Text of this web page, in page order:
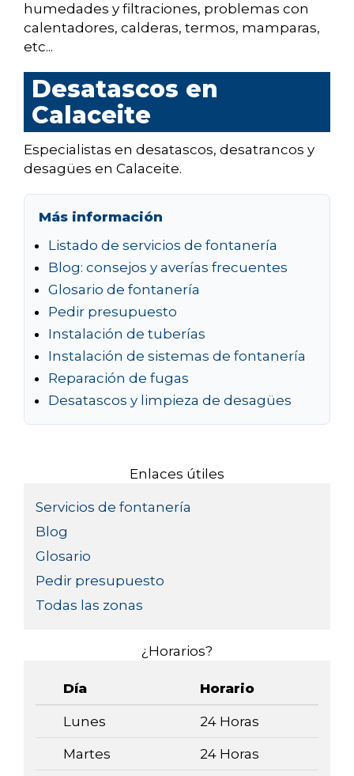
humedades y filtraciones, problemas con
calentadores, calderas, termos, mamparas,
etc...
Desatascos en
Calaceite
Especialistas en desatascos, desatrancos y
desagües en Calaceite.
Más información
Listado de servicios de fontanería
Blog: consejos y averías frecuentes
Glosario de fontanería
Pedir presupuesto
Instalación de tuberías
Instalación de sistemas de fontanería
Reparación de fugas
Desatascos y limpieza de desagües
Enlaces útiles
Servicios de fontanería
Blog
Glosario
Pedir presupuesto
Todas las zonas
¿Horarios?
Día Horario
Lunes 24 Horas
Martes 24 Horas